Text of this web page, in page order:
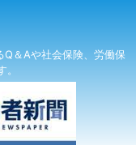
＆Aや社会保険、労働保